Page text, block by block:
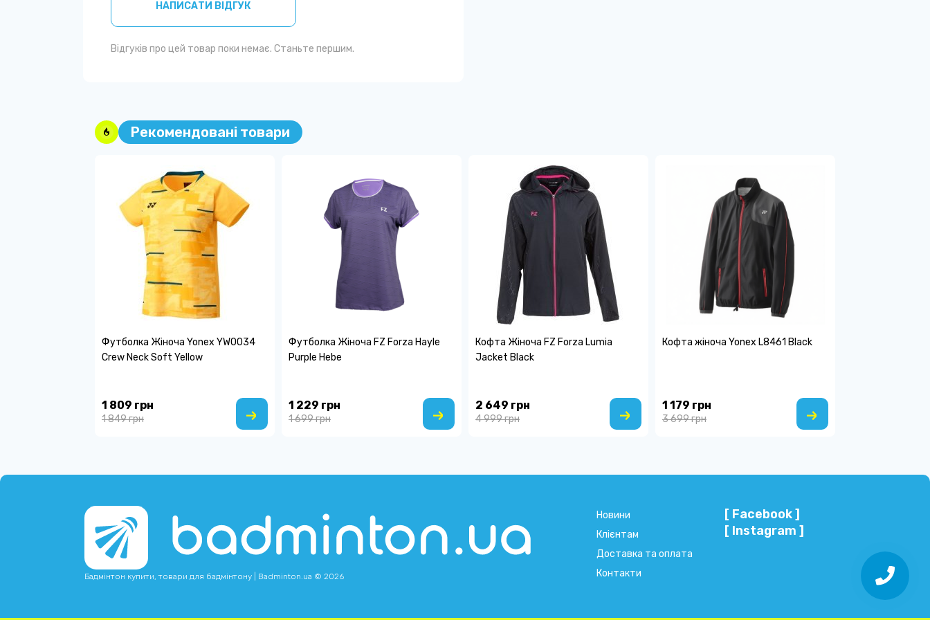
НАПИСАТИ ВІДГУК
Відгуків про цей товар поки немає. Станьте першим.
Рекомендовані товари
Футболка Жіноча Yonex YW0034
Crew Neck Soft Yellow
1 809 грн
1 849 грн
Футболка Жіноча FZ Forza Hayle
Purple Hebe
1 229 грн
1 699 грн
Кофта Жіноча FZ Forza Lumia
Jacket Black
2 649 грн
4 999 грн
Кофта жіноча Yonex L8461 Black
1 179 грн
3 699 грн
Бадмінтон купити, товари для бадмінтону | Badminton.ua © 2026
Новини
Клієнтам
Доставка та оплата
Контакти
[ Facebook ]
[ Instagram ]